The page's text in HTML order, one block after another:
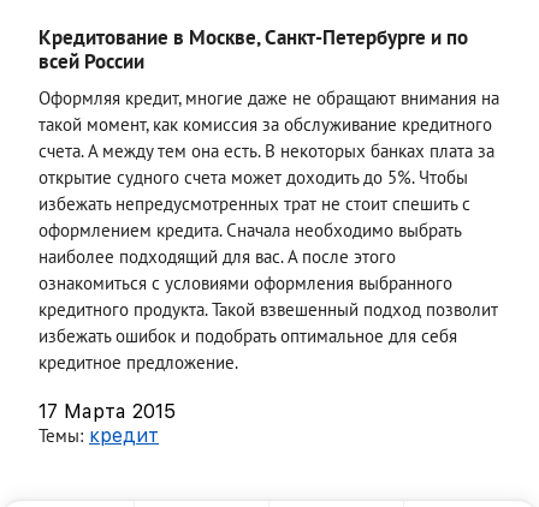
Кредитование в Москве, Санкт-Петербурге и по
всей России
Оформляя кредит, многие даже не обращают внимания на
такой момент, как комиссия за обслуживание кредитного
счета. А между тем она есть. В некоторых банках плата за
открытие судного счета может доходить до 5%. Чтобы
избежать непредусмотренных трат не стоит спешить с
оформлением кредита. Сначала необходимо выбрать
наиболее подходящий для вас. А после этого
ознакомиться с условиями оформления выбранного
кредитного продукта. Такой взвешенный подход позволит
избежать ошибок и подобрать оптимальное для себя
кредитное предложение.
17 Марта 2015
Темы: кредит